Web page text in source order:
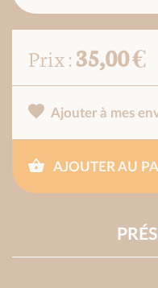
Prix :35,00 €
Ajouter à mes
AJOUTER AU